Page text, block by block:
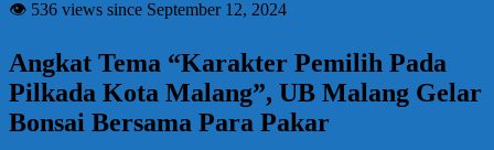
👁 536 views since September 12, 2024
Angkat Tema “Karakter Pemilih Pada
Pilkada Kota Malang”, UB Malang Gelar
Bonsai Bersama Para Pakar